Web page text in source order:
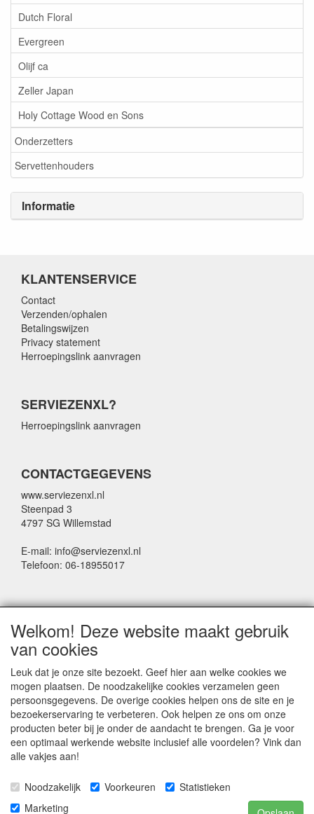
Dutch Floral
Evergreen
Olijf ca
Zeller Japan
Holy Cottage Wood en Sons
Onderzetters
Servettenhouders
Informatie
KLANTENSERVICE
Contact
Verzenden/ophalen
Betalingswijzen
Privacy statement
Herroepingslink aanvragen
SERVIEZENXL?
Herroepingslink aanvragen
CONTACTGEGEVENS
www.serviezenxl.nl
Steenpad 3
4797 SG Willemstad
E-mail: info@serviezenxl.nl
Telefoon: 06-18955017
Voornaam
Achternaam
E-mail
Welkom! Deze website maakt gebruik
van cookies
Leuk dat je onze site bezoekt. Geef hier aan welke cookies we
mogen plaatsen. De noodzakelijke cookies verzamelen geen
persoonsgegevens. De overige cookies helpen ons de site en je
bezoekerservaring te verbeteren. Ook helpen ze ons om onze
producten beter bij je onder de aandacht te brengen. Ga je voor
een optimaal werkende website inclusief alle voordelen? Vink dan
alle vakjes aan!
Noodzakelijk Voorkeuren
Statistieken
Marketing